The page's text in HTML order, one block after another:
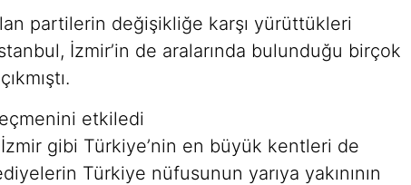
partilerin değişikliğe karşı yürüttükleri
İzmir’in de aralarında bulunduğu birçok
etkiledi
gibi Türkiye’nin en büyük kentleri de
Türkiye nüfusunun yarıya yakınının